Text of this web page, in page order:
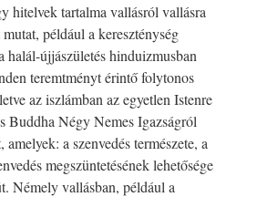
hitelvek tartalma vallásról vallásra
például a kereszténység
halál-újjászületés hinduizmusban
teremtményt érintő folytonos
az iszlámban az egyetlen Istenre
Buddha Négy Nemes Igazságról
a szenvedés természete, a
megszüntetésének lehetősége
Némely vallásban, például a